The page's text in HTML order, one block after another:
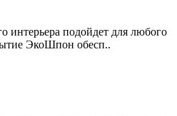
интерьера подойдет для любого
ЭкоШпон обесп..